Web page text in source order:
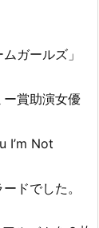
ガールズ」
賞助演女優
I’m Not
ドでした。